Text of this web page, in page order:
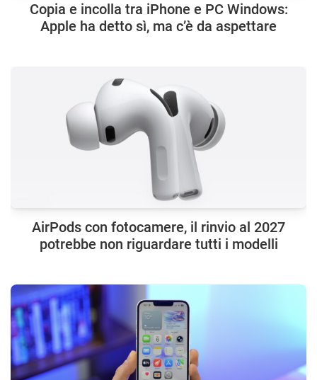
Copia e incolla tra iPhone e PC Windows:
Apple ha detto sì, ma c’è da aspettare
AirPods con fotocamere, il rinvio al 2027
potrebbe non riguardare tutti i modelli